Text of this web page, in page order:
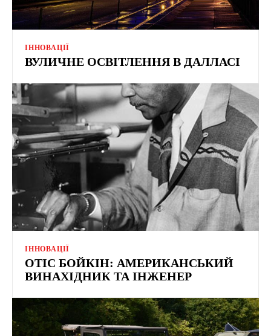
ІННОВАЦІЇ
ВУЛИЧНЕ ОСВІТЛЕННЯ В ДАЛЛАСІ
ІННОВАЦІЇ
ОТІС БОЙКІН: АМЕРИКАНСЬКИЙ
ВИНАХІДНИК ТА ІНЖЕНЕР